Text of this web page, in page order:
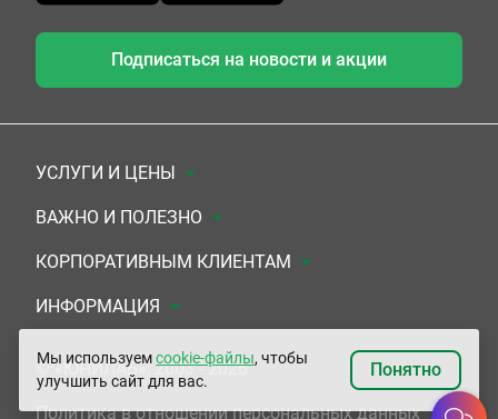
Подписаться на новости и акции
УСЛУГИ И ЦЕНЫ
Анализы
Комплексы
УЗИ
ЭКГ/Холтер/СМАД
Приемы врачей
ВАЖНО И ПОЛЕЗНО
Документы для заключения договора
Система скидок
Подарочные сертификаты
Сертификаты на комплексные программы
КОРПОРАТИВНЫМ КЛИЕНТАМ
Медицинским организациям
Прочим организациям
ИНФОРМАЦИЯ
О Компании
Контакты
© «ЮНИЛАБ», 2003 - 2026
Политика в отношении персональных данных
Мы используемcookie-файлы, чтобы
улучшить сайт для вас.
Понятно